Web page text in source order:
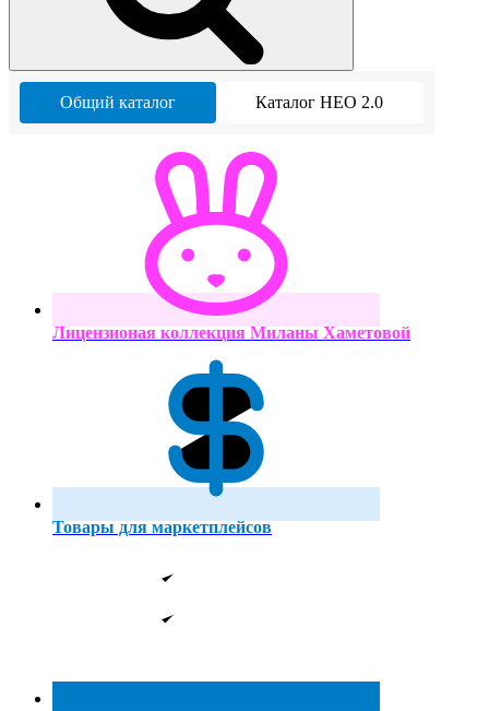
Общий каталог Каталог НЕО 2.0
Лицензионая коллекция Миланы Хаметовой
Товары для маркетплейсов